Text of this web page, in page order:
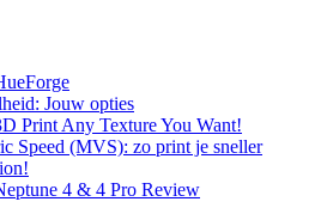
Jouw opties
Print Any Texture You Want!
Speed (MVS): zo print je sneller
4 & 4 Pro Review